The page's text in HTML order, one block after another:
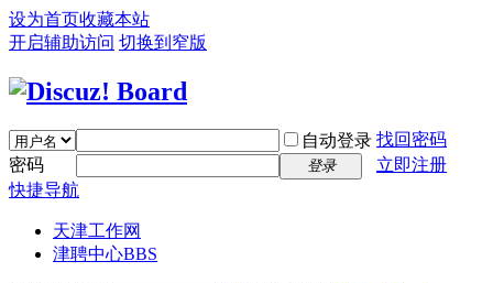
设为首页收藏本站
开启辅助访问 切换到窄版
自动登录 找回密码
密码
登录
立即注册
快捷导航
天津工作网
津聘中心BBS